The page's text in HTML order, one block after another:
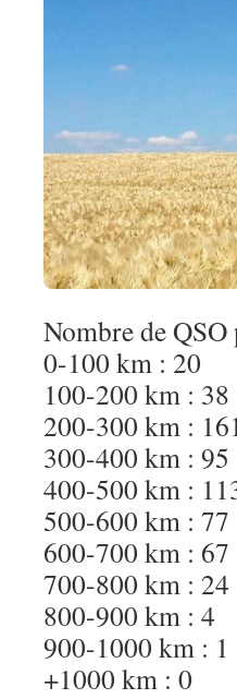
Nombre de
0-100 km : 20
100-200 km : 38
200-300 km :
300-400 km : 95
400-500 km :
500-600 km : 77
600-700 km : 67
700-800 km : 24
800-900 km : 4
900-1000 km : 1
+1000 km : 0